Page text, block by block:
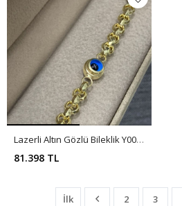
Lazerli Altın Gözlü Bileklik Y00020
81.398 TL
İlk 2 3